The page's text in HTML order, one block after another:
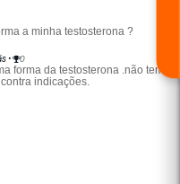
a minha testosterona ?
• 0
forma da testosterona .não tem
indicações.